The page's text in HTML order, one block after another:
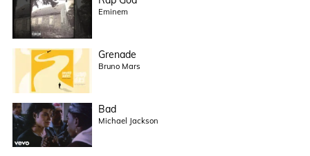
Eminem
Grenade
Bruno Mars
Bad
Michael Jackson